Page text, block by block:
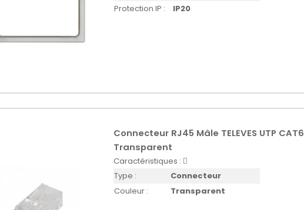
Protection IP :
IP20
Connecteur RJ45 Mâle TELEVES UTP CAT6
Transparent
Caractéristiques :
Type :
Connecteur
Couleur :
Transparent